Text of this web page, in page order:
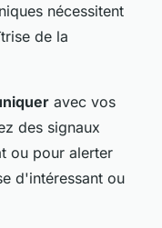
nécessitent
de la
avec vos
des signaux
ou pour alerter
d'intéressant ou